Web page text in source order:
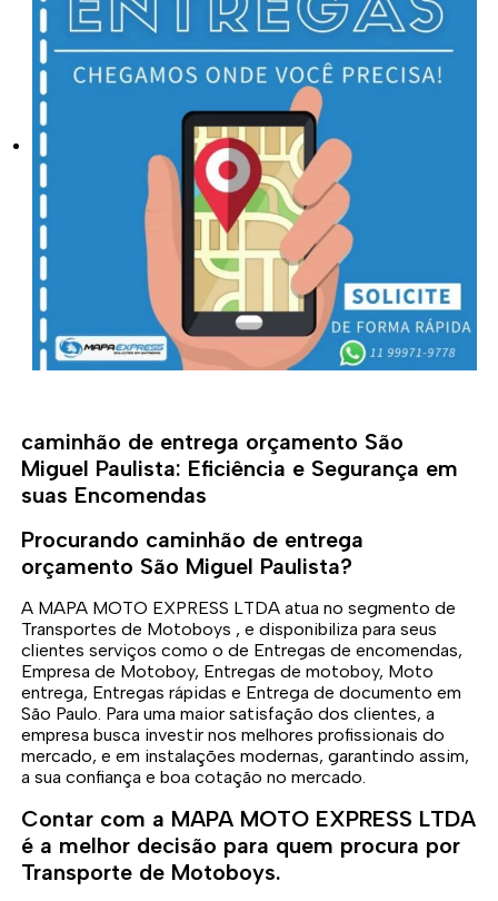
caminhão de entrega orçamento São
Miguel Paulista: Eficiência e Segurança em
suas Encomendas
Procurando caminhão de entrega
orçamento São Miguel Paulista?
A MAPA MOTO EXPRESS LTDA atua no segmento de
Transportes de Motoboys , e disponibiliza para seus
clientes serviços como o de Entregas de encomendas,
Empresa de Motoboy, Entregas de motoboy, Moto
entrega, Entregas rápidas e Entrega de documento em
São Paulo. Para uma maior satisfação dos clientes, a
empresa busca investir nos melhores profissionais do
mercado, e em instalações modernas, garantindo assim,
a sua confiança e boa cotação no mercado.
Contar com a MAPA MOTO EXPRESS LTDA
é a melhor decisão para quem procura por
Transporte de Motoboys.